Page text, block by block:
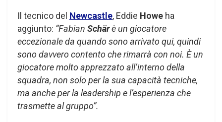
Il tecnico del Newcastle, Eddie Howe ha
aggiunto: “Fabian Schärè un giocatore
eccezionale da quando sono arrivato qui, quindi
sono davvero contento che rimarrà con noi. È un
giocatore molto apprezzato all’interno della
squadra, non solo per la sua capacità tecniche,
ma anche per la leadership e l’esperienza che
trasmette al gruppo”.